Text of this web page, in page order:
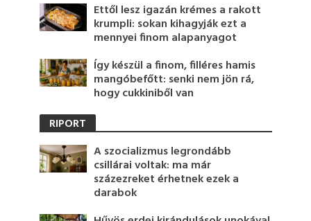
Ettől lesz igazán krémes a rakott
krumpli: sokan kihagyják ezt a
mennyei finom alapanyagot
Így készül a finom, filléres hamis
mangóbefőtt: senki nem jön rá,
hogy cukkiniből van
RIPORT
A szocializmus legrondább
csillárai voltak: ma már
százezreket érhetnek ezek a
darabok